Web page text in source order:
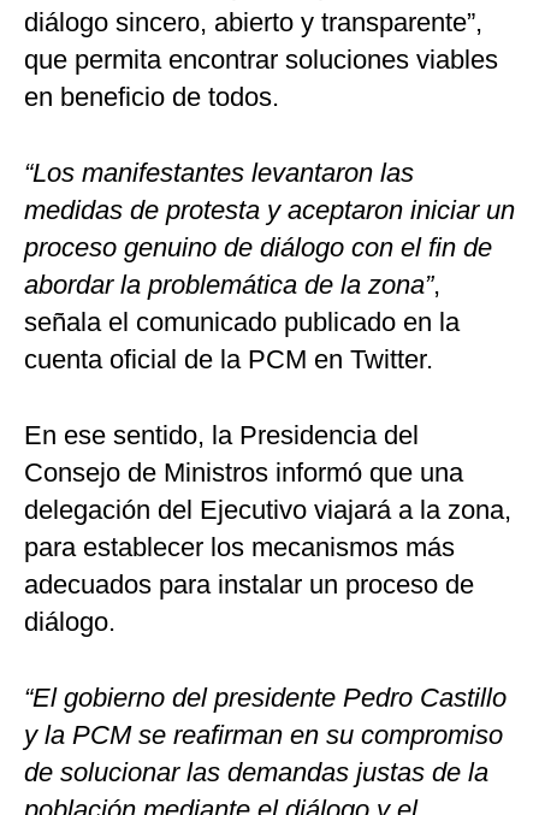
diálogo sincero, abierto y transparente”,
que permita encontrar soluciones viables
en beneficio de todos.
“Los manifestantes levantaron las
medidas de protesta y aceptaron iniciar un
proceso genuino de diálogo con el fin de
abordar la problemática de la zona”,
señala el comunicado publicado en la
cuenta oficial de la PCM en Twitter.
En ese sentido, la Presidencia del
Consejo de Ministros informó que una
delegación del Ejecutivo viajará a la zona,
para establecer los mecanismos más
adecuados para instalar un proceso de
diálogo.
“El gobierno del presidente Pedro Castillo
y la PCM se reafirman en su compromiso
de solucionar las demandas justas de la